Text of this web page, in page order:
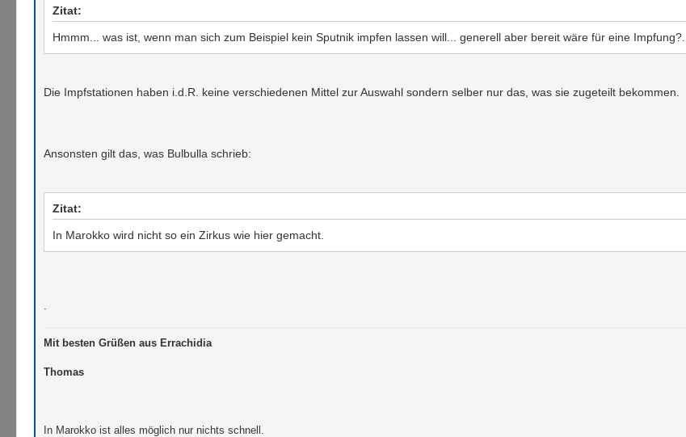
Zitat:
Hmmm... was ist, wenn man sich zum Beispiel kein Sputnik impfen lassen will... generell aber bereit wäre für eine Impfung?...
Die Impfstationen haben i.d.R. keine verschiedenen Mittel zur Auswahl sondern selber nur das, was sie zugeteilt bekommen.
Ansonsten gilt das, was Bulbulla schrieb:
Zitat:
In Marokko wird nicht so ein Zirkus wie hier gemacht.
Mit besten Grüßen aus Errachidia
Thomas
In Marokko ist alles möglich nur nichts schnell.